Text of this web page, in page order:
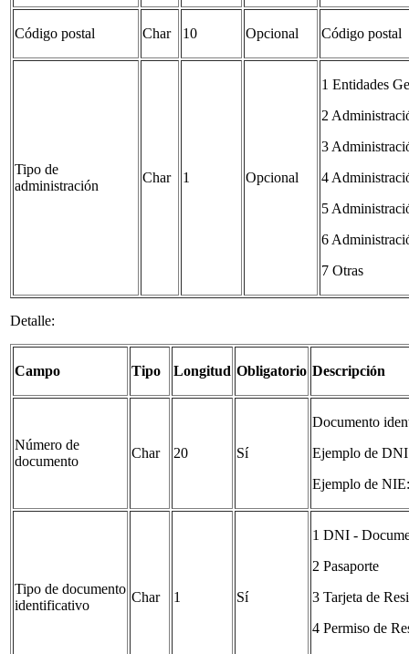
Código postal Char 10 Opcional Código postal
Tipo de
administración
Char 1 Opcional
1 Entidades
2
3
4
5
6
7 Otras
Detalle:
Campo Tipo Longitud Obligatorio Descripción
Número de
documento
Char 20 Sí
Documento
Ejemplo de
Ejemplo de
Tipo de documento
identificativo
Char 1 Sí
1 DNI -
2 Pasaporte
3 Tarjeta de
4 Permiso de